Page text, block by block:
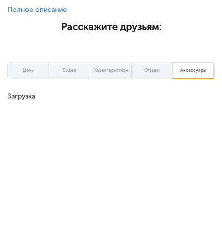
Полное описание
Расскажите друзьям:
Цены Видео Характеристики Отзывы Аксессуары
Загрузка